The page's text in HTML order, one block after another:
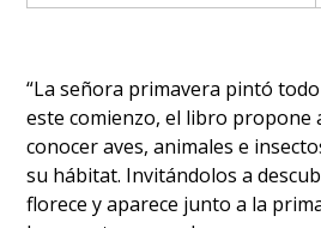
“La señora primavera pintó
este comienzo, el libro propone
conocer aves, animales e
su hábitat. Invitándolos a
florece y aparece junto a la